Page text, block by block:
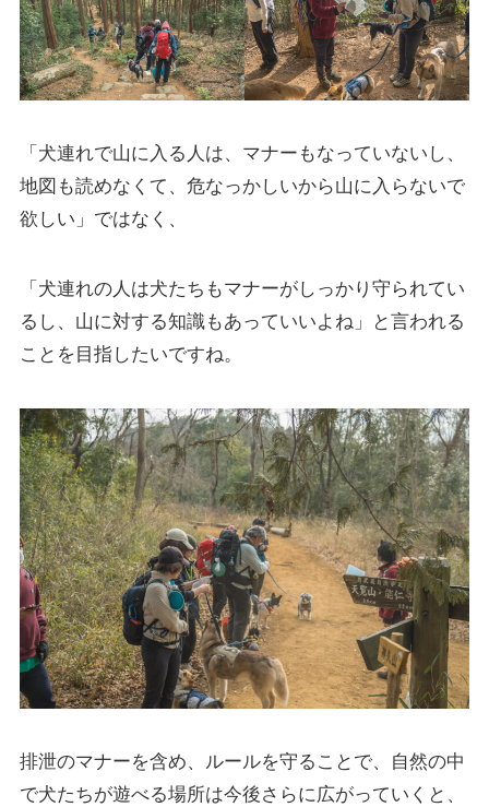
「犬連れで山に入る人は、マナーもなっていないし、
地図も読めなくて、危なっかしいから山に入らないで
欲しい」ではなく、
「犬連れの人は犬たちもマナーがしっかり守られてい
るし、山に対する知識もあっていいよね」と言われる
ことを目指したいですね。
排泄のマナーを含め、ルールを守ることで、自然の中
で犬たちが遊べる場所は今後さらに広がっていくと、